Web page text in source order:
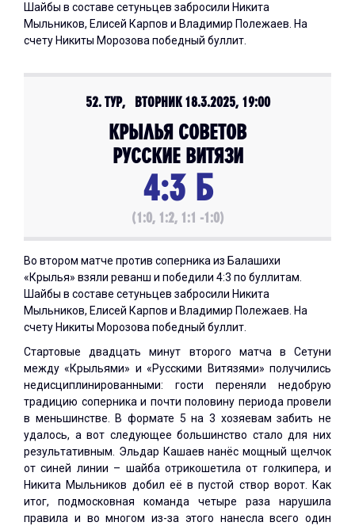
Шайбы в составе сетуньцев забросили Никита
Мыльников, Елисей Карпов и Владимир Полежаев. На
счету Никиты Морозова победный буллит.
52. ТУР, ВТОРНИК 18.3.2025, 19:00
КРЫЛЬЯ СОВЕТОВ
РУССКИЕ ВИТЯЗИ
4:3 Б
(1:0, 1:2, 1:1 -1:0)
Во втором матче против соперника из Балашихи
«Крылья» взяли реванш и победили 4:3 по буллитам.
Шайбы в составе сетуньцев забросили Никита
Мыльников, Елисей Карпов и Владимир Полежаев. На
счету Никиты Морозова победный буллит.
Стартовые двадцать минут второго матча в Сетуни
между «Крыльями» и «Русскими Витязями» получились
недисциплинированными: гости переняли недобрую
традицию соперника и почти половину периода провели
в меньшинстве. В формате 5 на 3 хозяевам забить не
удалось, а вот следующее большинство стало для них
результативным. Эльдар Кашаев нанёс мощный щелчок
от синей линии – шайба отрикошетила от голкипера, и
Никита Мыльников добил её в пустой створ ворот. Как
итог, подмосковная команда четыре раза нарушила
правила и во многом из-за этого нанесла всего один